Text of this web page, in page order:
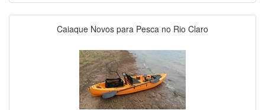
Caiaque Novos para Pesca no Rio Claro